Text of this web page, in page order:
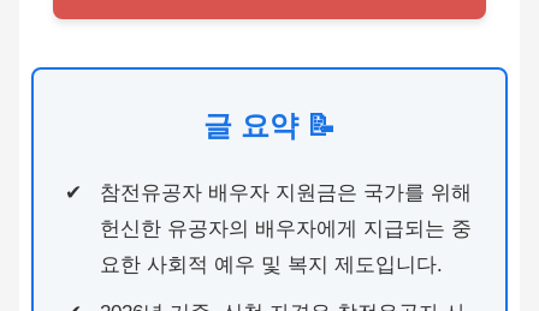
글 요약 📝
참전유공자 배우자 지원금은 국가를 위해
헌신한 유공자의 배우자에게 지급되는 중
요한 사회적 예우 및 복지 제도입니다.